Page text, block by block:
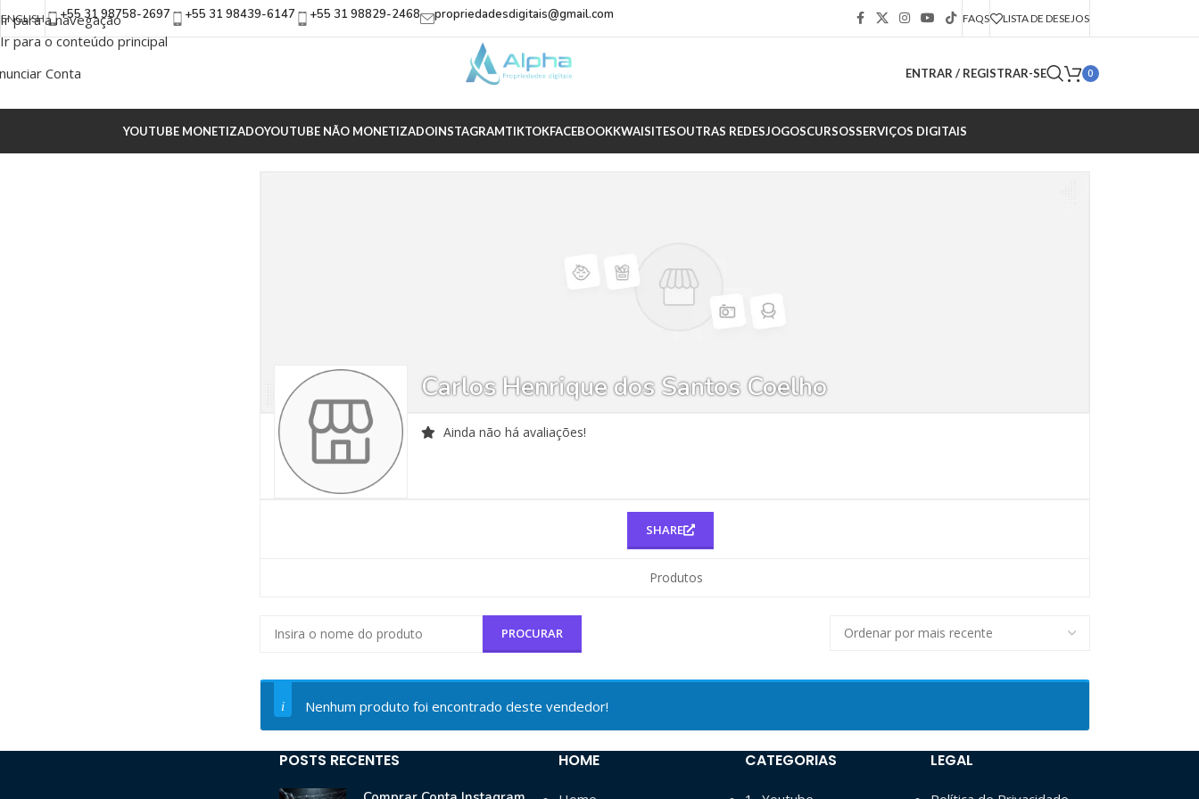
Ir para a navegação
Ir para o conteúdo principal
ENGLISH +55 31 98758-2697 +55 31 98439-6147 +55 31 98829-2468 propriedadesdigitais@gmail.com FAQS LISTA DE DESEJOS
Conta ENTRAR / REGISTRAR-SE 0
YOUTUBE MONETIZADOYOUTUBE NÃO MONETIZADOINSTAGRAMTIKTOKFACEBOOKKWAISITESOUTRAS REDESJOGOSCURSOSSERVIÇOS DIGITAIS
Carlos Henrique dos Santos Coelho
Ainda não há avaliações!
SHARE
Produtos
Nenhum produto foi encontrado deste vendedor!
POSTS RECENTES HOME CATEGORIAS LEGAL